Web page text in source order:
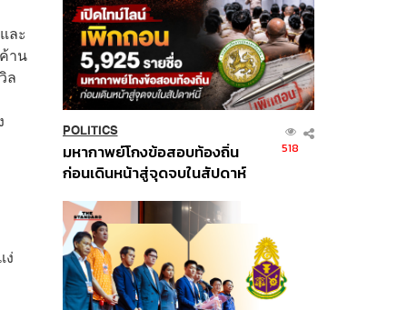
ละ
าน
ล
ง่
POLITICS
มหากาพย์โกงข้อสอบท้องถิ่น
ก่อนเดินหน้าสู่จุดจบในสัปดาห์
518